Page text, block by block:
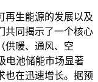
再生能源的发展以及
共同揭示了一个核心
暖、通风、空
电池储能市场显著
也在迅速增长。据预